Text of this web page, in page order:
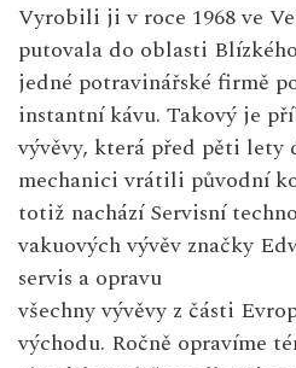
Vyrobili ji v roce 1968 ve
putovala do oblasti
jedné potravinářské firmě
instantní kávu. Takový je
vývěvy, která před pěti lety
mechanici vrátili původní
totiž nachází Servisní
vakuových vývěv značky
servis a opravu
všechny vývěvy z části
východu. Ročně opravíme